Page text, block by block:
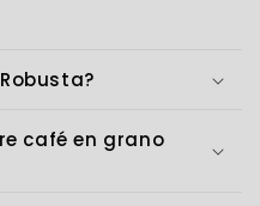
café en grano